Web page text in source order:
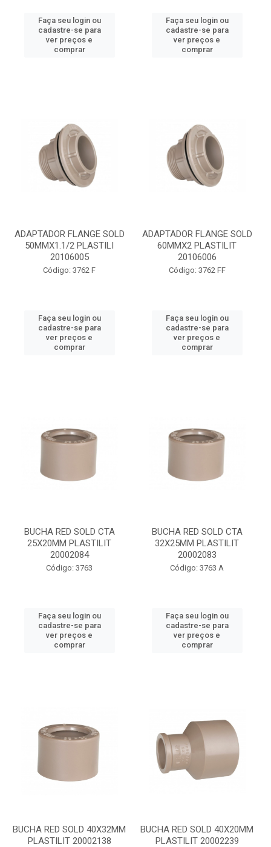
Faça seu login ou
cadastre-se para
ver preços e
comprar
Faça seu login ou
cadastre-se para
ver preços e
comprar
ADAPTADOR FLANGE SOLD
50MMX1.1/2 PLASTILI
20106005
Código: 3762 F
Faça seu login ou
cadastre-se para
ver preços e
comprar
ADAPTADOR FLANGE SOLD
60MMX2 PLASTILIT
20106006
Código: 3762 FF
Faça seu login ou
cadastre-se para
ver preços e
comprar
BUCHA RED SOLD CTA
25X20MM PLASTILIT
20002084
Código: 3763
Faça seu login ou
cadastre-se para
ver preços e
comprar
BUCHA RED SOLD CTA
32X25MM PLASTILIT
20002083
Código: 3763 A
Faça seu login ou
cadastre-se para
ver preços e
comprar
BUCHA RED SOLD 40X32MM
PLASTILIT 20002138
BUCHA RED SOLD 40X20MM
PLASTILIT 20002239